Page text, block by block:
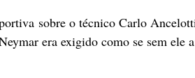
sobre o técnico Carlo
era exigido como se sem ele